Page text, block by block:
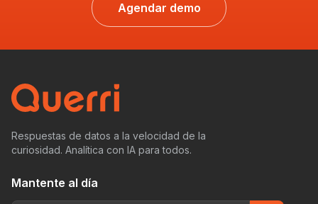
Agendar demo
Respuestas de datos a la velocidad de la
curiosidad. Analítica con IA para todos.
Mantente al día